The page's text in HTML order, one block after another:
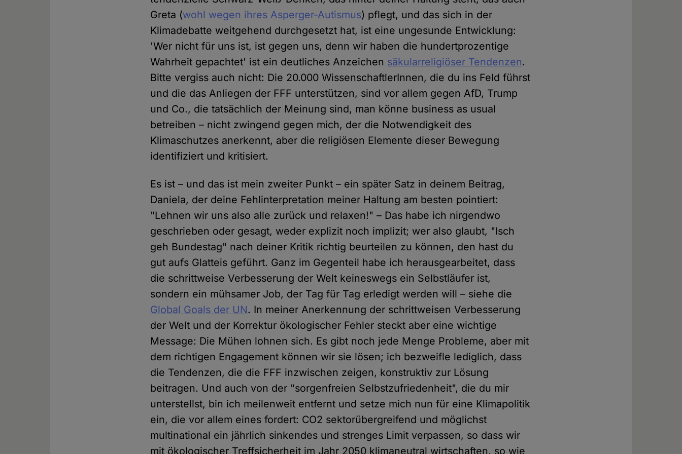
Greta (wohl wegen ihres Asperger-Autismus) pflegt, und das sich in der
Klimadebatte weitgehend durchgesetzt hat, ist eine ungesunde Entwicklung:
'Wer nicht für uns ist, ist gegen uns, denn wir haben die hundertprozentige
Wahrheit gepachtet' ist ein deutliches Anzeichen säkularreligiöser Tendenzen.
Bitte vergiss auch nicht: Die 20.000 WissenschaftlerInnen, die du ins Feld führst
und die das Anliegen der FFF unterstützen, sind vor allem gegen AfD, Trump
und Co., die tatsächlich der Meinung sind, man könne business as usual
betreiben – nicht zwingend gegen mich, der die Notwendigkeit des
Klimaschutzes anerkennt, aber die religiösen Elemente dieser Bewegung
identifiziert und kritisiert.
Es ist – und das ist mein zweiter Punkt – ein später Satz in deinem Beitrag,
Daniela, der deine Fehlinterpretation meiner Haltung am besten pointiert:
"Lehnen wir uns also alle zurück und relaxen!" – Das habe ich nirgendwo
geschrieben oder gesagt, weder explizit noch implizit; wer also glaubt, "Isch
geh Bundestag" nach deiner Kritik richtig beurteilen zu können, den hast du
gut aufs Glatteis geführt. Ganz im Gegenteil habe ich herausgearbeitet, dass
die schrittweise Verbesserung der Welt keineswegs ein Selbstläufer ist,
sondern ein mühsamer Job, der Tag für Tag erledigt werden will – siehe die
Global Goals der UN. In meiner Anerkennung der schrittweisen Verbesserung
der Welt und der Korrektur ökologischer Fehler steckt aber eine wichtige
Message: Die Mühen lohnen sich. Es gibt noch jede Menge Probleme, aber mit
dem richtigen Engagement können wir sie lösen; ich bezweifle lediglich, dass
die Tendenzen, die die FFF inzwischen zeigen, konstruktiv zur Lösung
beitragen. Und auch von der "sorgenfreien Selbstzufriedenheit", die du mir
unterstellst, bin ich meilenweit entfernt und setze mich nun für eine Klimapolitik
ein, die vor allem eines fordert: CO2 sektorübergreifend und möglichst
multinational ein jährlich sinkendes und strenges Limit verpassen, so dass wir
mit ökologischer Treffsicherheit im Jahr 2050 klimaneutral wirtschaften, so wie